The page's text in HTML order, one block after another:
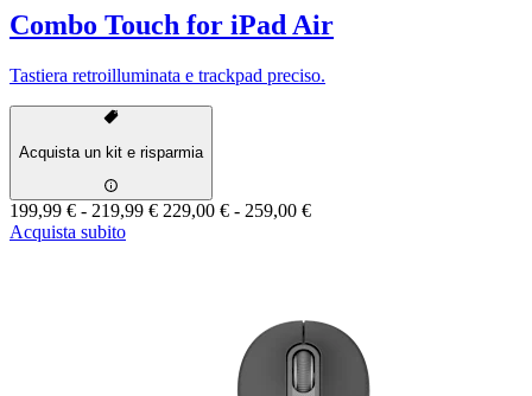
Combo Touch for iPad Air
Tastiera retroilluminata e trackpad preciso.
Acquista un kit e risparmia
199,99 € - 219,99 € 229,00 € - 259,00 €
Acquista subito